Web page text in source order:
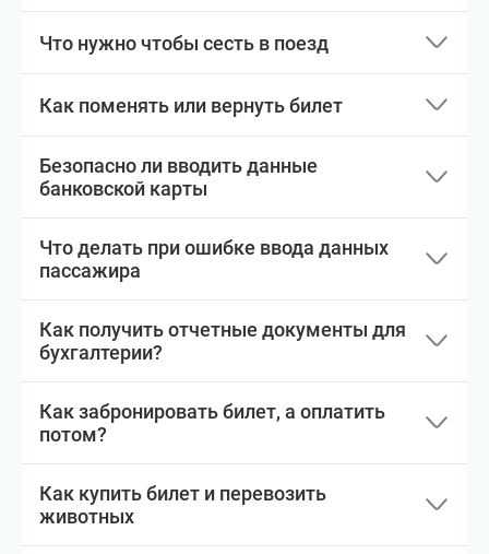
Что нужно чтобы сесть в поезд
Как поменять или вернуть билет
Безопасно ли вводить данные
банковской карты
Что делать при ошибке ввода данных
пассажира
Как получить отчетные документы для
бухгалтерии?
Как забронировать билет, а оплатить
потом?
Как купить билет и перевозить
животных